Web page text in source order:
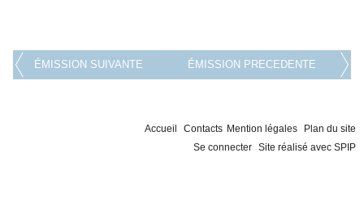
ÉMISSION SUIVANTE ÉMISSION PRECEDENTE
Accueil Contacts Mention légales
Plan du site
Se connecter Site réalisé avec SPIP